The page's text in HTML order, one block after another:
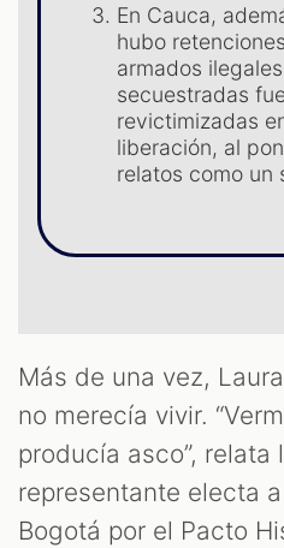
En Cauca,
hubo
armados
secuestradas
revictimizadas
liberación, al
relatos como un
Más de una vez,
no merecía vivir.
producía asco”, relata
representante electa
Bogotá por el Pacto